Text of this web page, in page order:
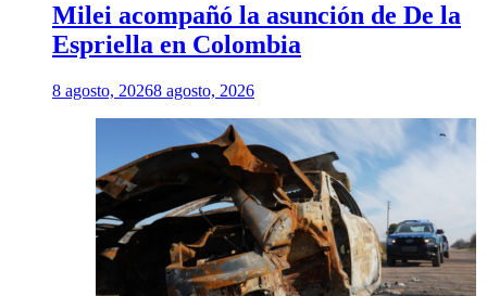
Milei acompañó la asunción de De la
Espriella en Colombia
8 agosto, 20268 agosto, 2026